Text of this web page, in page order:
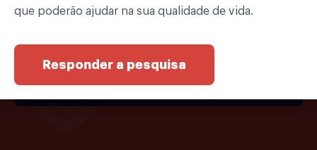
Cadastrar
que poderão ajudar na sua qualidade de vida.
Responder a pesquisa